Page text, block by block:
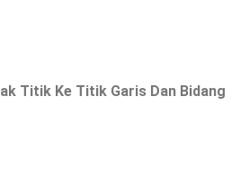
Titik Ke Titik Garis Dan Bidang